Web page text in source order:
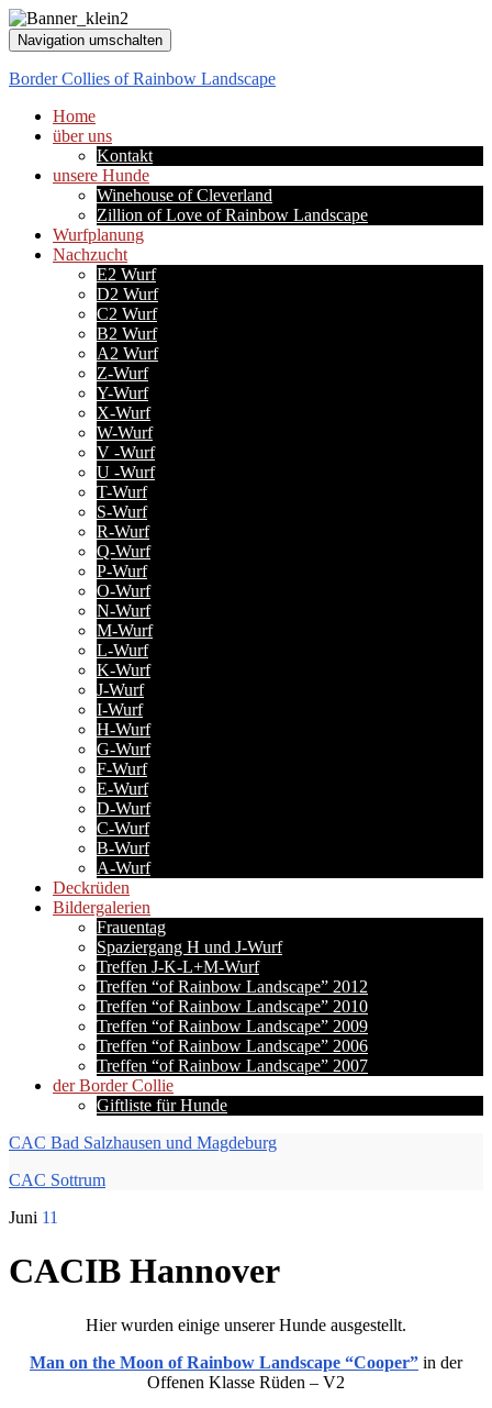
Navigation umschalten
Border Collies of Rainbow Landscape
Home
über uns
Kontakt
unsere Hunde
Winehouse of Cleverland
Zillion of Love of Rainbow Landscape
Wurfplanung
Nachzucht
E2 Wurf
D2 Wurf
C2 Wurf
B2 Wurf
A2 Wurf
Z-Wurf
Y-Wurf
X-Wurf
W-Wurf
V -Wurf
U -Wurf
T-Wurf
S-Wurf
R-Wurf
Q-Wurf
P-Wurf
O-Wurf
N-Wurf
M-Wurf
L-Wurf
K-Wurf
J-Wurf
I-Wurf
H-Wurf
G-Wurf
F-Wurf
E-Wurf
D-Wurf
C-Wurf
B-Wurf
A-Wurf
Deckrüden
Bildergalerien
Frauentag
Spaziergang H und J-Wurf
Treffen J-K-L+M-Wurf
Treffen “of Rainbow Landscape” 2012
Treffen “of Rainbow Landscape” 2010
Treffen “of Rainbow Landscape” 2009
Treffen “of Rainbow Landscape” 2006
Treffen “of Rainbow Landscape” 2007
der Border Collie
Giftliste für Hunde
CAC Bad Salzhausen und Magdeburg
CAC Sottrum
Juni 11
CACIB Hannover
Hier wurden einige unserer Hunde ausgestellt.
Man on the Moon of Rainbow Landscape “Cooper” in der
Offenen Klasse Rüden – V2